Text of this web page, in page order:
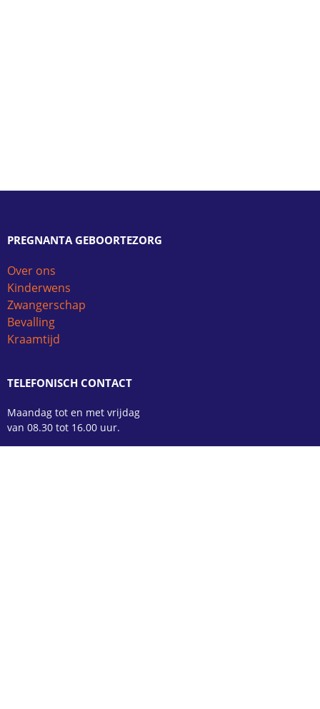
PREGNANTA GEBOORTEZORG
Over ons
Kinderwens
Zwangerschap
Bevalling
Kraamtijd
TELEFONISCH CONTACT
Maandag tot en met vrijdag
van 08.30 tot 16.00 uur.